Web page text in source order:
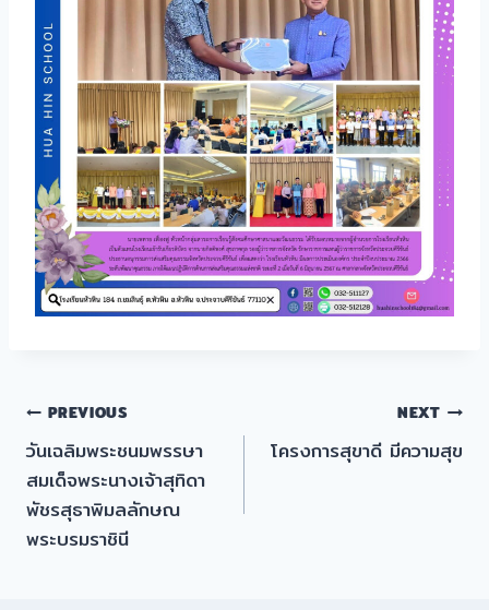
แนะแนว
เรื่อง
PREVIOUS
วันเฉลิมพระชนมพรรษา
สมเด็จพระนางเจ้าสุทิดา
พัชรสุธาพิมลลักษณ
พระบรมราชินี
NEXT
โครงการสุขาดี มีความสุข